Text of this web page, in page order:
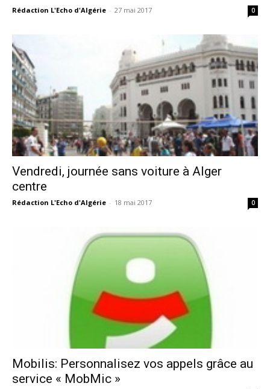
Rédaction L'Echo d'Algérie - 27 mai 2017 0
Vendredi, journée sans voiture à Alger
centre
Rédaction L'Echo d'Algérie - 18 mai 2017 0
Mobilis: Personnalisez vos appels grâce au
service « MobMic »